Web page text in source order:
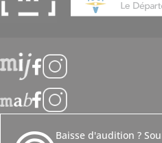
Baisse d'audition ?